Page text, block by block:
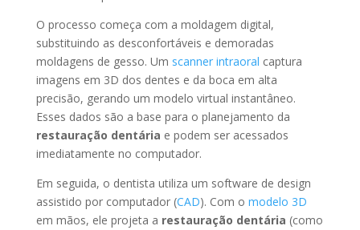
O processo começa com a moldagem digital,
substituindo as desconfortáveis e demoradas
moldagens de gesso. Um scanner intraoral captura
imagens em 3D dos dentes e da boca em alta
precisão, gerando um modelo virtual instantâneo.
Esses dados são a base para o planejamento da
restauração dentária e podem ser acessados
imediatamente no computador.
Em seguida, o dentista utiliza um software de design
assistido por computador (CAD). Com o modelo 3D
em mãos, ele projeta a restauração dentária (como